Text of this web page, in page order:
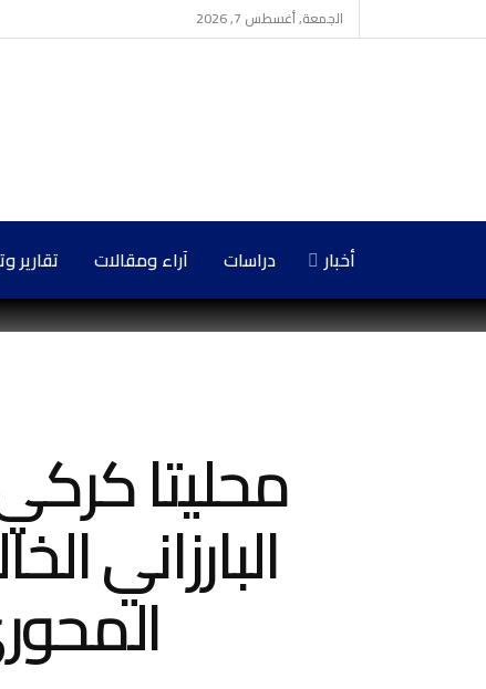
الجمعة, أغسطس 7, 2026
أخبار دراسات آراء ومقالات تقارير
محليتا
البارزاني